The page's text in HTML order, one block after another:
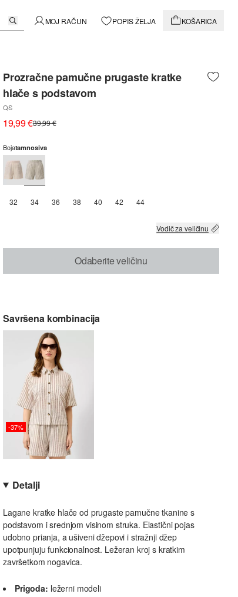
MOJ RAČUN POPIS ŽELJA KOŠARICA
Prozračne pamučne prugaste kratke
hlače s podstavom
QS
19,99 €39,99 €
Bojatamnosiva
32 34 36 38 40 42 44
Vodič za veličinu
Odaberite veličinu
Savršena kombinacija
-37%
Detalji
Lagane kratke hlače od prugaste pamučne tkanine s
podstavom i srednjom visinom struka. Elastični pojas
udobno prianja, a ušiveni džepovi i stražnji džep
upotpunjuju funkcionalnost. Ležeran kroj s kratkim
završetkom nogavica.
Prigoda: ležerni modeli